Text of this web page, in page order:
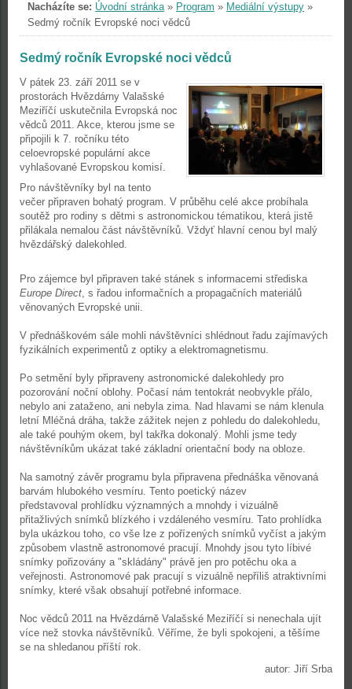
Nacházíte se: Úvodní stránka» Program » Mediální výstupy »
Sedmý ročník Evropské noci vědců
Sedmý ročník Evropské noci vědců
V pátek 23. září 2011 se v
prostorách Hvězdárny Valašské
Meziříčí uskutečnila Evropská noc
vědců 2011. Akce, kterou jsme se
připojili k 7. ročníku této
celoevropské populární akce
vyhlašované Evropskou komisí.
Pro návštěvníky byl na tento
večer připraven bohatý program. V průběhu celé akce probíhala
soutěž pro rodiny s dětmi s astronomickou tématikou, která jistě
přilákala nemalou část návštěvníků. Vždyť hlavní cenou byl malý
hvězdářský dalekohled.
Pro zájemce byl připraven také stánek s informacemi střediska
Europe Direct, s řadou informačních a propagačních materiálů
věnovaných Evropské unii.
V přednáškovém sále mohli návštěvníci shlédnout řadu zajímavých
fyzikálních experimentů z optiky a elektromagnetismu.
Po setmění byly připraveny astronomické dalekohledy pro
pozorování noční oblohy. Počasí nám tentokrát neobvykle přálo,
nebylo ani zataženo, ani nebyla zima. Nad hlavami se nám klenula
letní Mléčná dráha, takže zážitek nejen z pohledu do dalekohledu,
ale také pouhým okem, byl takřka dokonalý. Mohli jsme tedy
návštěvníkům ukázat také základní orientační body na obloze.
Na samotný závěr programu byla připravena přednáška věnovaná
barvám hlubokého vesmíru. Tento poetický název
představoval prohlídku významných a mnohdy i vizuálně
přitažlivých snímků blízkého i vzdáleného vesmíru. Tato prohlídka
byla ukázkou toho, co vše lze z pořízených snímků vyčíst a jakým
způsobem vlastně astronomové pracují. Mnohdy jsou tyto líbivé
snímky pořizovány a "skládány" právě jen pro potěchu oka a
veřejnosti. Astronomové pak pracují s vizuálně nepříliš atraktivními
snímky, které však obsahují potřebné informace.
Noc vědců 2011 na Hvězdárně Valašské Meziříčí si nenechala ujít
více než stovka návštěvníků. Věříme, že byli spokojeni, a těšíme
se na shledanou příští rok.
autor: Jiří Srba